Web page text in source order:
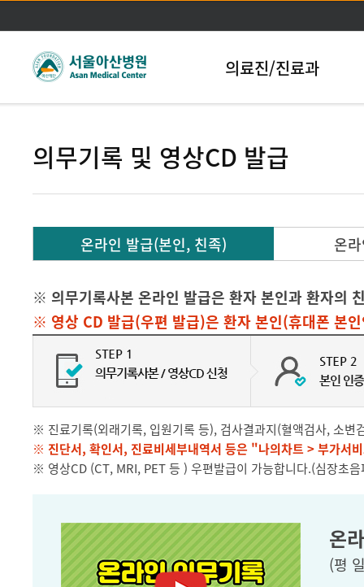
본문바로가기
의료진/진료과
의무기록 및 영상CD 발급
온라인 발급(본인, 친족) 온
※ 의무기록사본 온라인 발급은 환자 본인과 환자의
※ 영상 CD 발급(우편 발급)은 환자 본인(휴대폰 본
※ 진료기록(외래기록, 입원기록 등), 검사결과지(혈액검사, 소변
※ 진단서, 확인서, 진료비세부내역서 등은 "나의차트 > 부가서
※ 영상CD (CT, MRI, PET 등 ) 우편발급이 가능합니다.(심장초
온
(평